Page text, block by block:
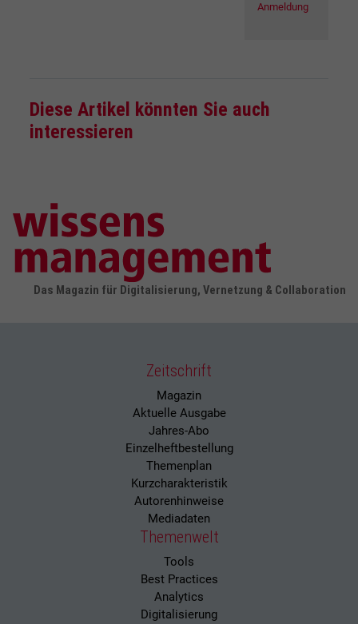
Anmeldung
Diese Artikel könnten Sie auch
interessieren
Das Magazin für Digitalisierung, Vernetzung & Collaboration
Zeitschrift
Magazin
Aktuelle Ausgabe
Jahres-Abo
Einzelheftbestellung
Themenplan
Kurzcharakteristik
Autorenhinweise
Mediadaten
Themenwelt
Tools
Best Practices
Analytics
Digitalisierung